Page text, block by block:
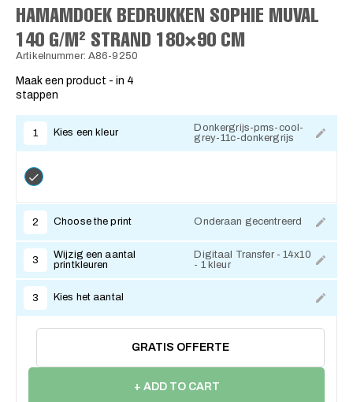
HAMAMDOEK BEDRUKKEN SOPHIE MUVAL
140 G/M² STRAND 180×90 CM
Artikelnummer: A86-9250
Maak een product - in 4
stappen
1 Kies een kleur
Donkergrijs-pms-cool-
grey-11c-donkergrijs
2 Choose the print Onderaan gecentreerd
3
Wijzig een aantal
printkleuren
Digitaal Transfer - 14x10
- 1 kleur
3 Kies het aantal
GRATIS OFFERTE
+ ADD TO CART